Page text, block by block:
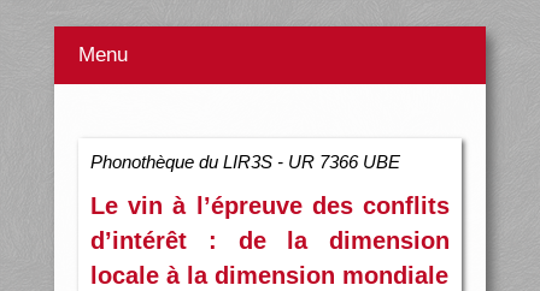
Menu
Phonothèque du LIR3S - UR 7366 UBE
Le vin à l’épreuve des conflits
d’intérêt : de la dimension
locale à la dimension mondiale